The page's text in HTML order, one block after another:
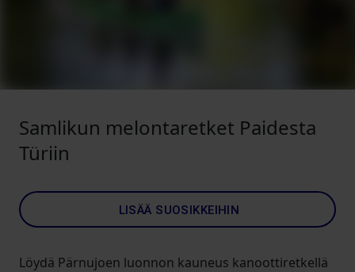
Samlikun melontaretket Paidesta
Türiin
LISÄÄ SUOSIKKEIHIN
Löydä Pärnujoen luonnon kauneus kanoottiretkellä